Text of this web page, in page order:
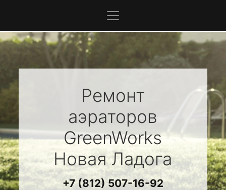
Ремонт
аэраторов
GreenWorks
Новая Ладога
+7 (812) 507-16-92